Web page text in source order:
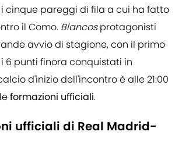
cinque pareggi di fila a cui ha fatto
il Como. Blancosprotagonisti
avvio di stagione, con il primo
6 punti finora conquistati in
d'inizio dell'incontro è alle 21:00
formazioni ufficiali.
ufficiali di Real Madrid-